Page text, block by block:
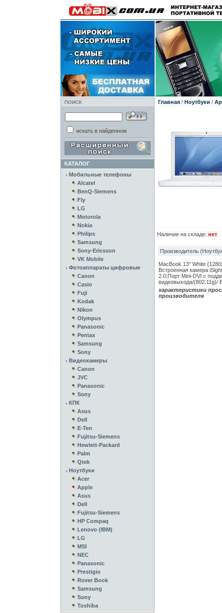
ПОИСК
искать в найденном
КАТАЛОГ
Мобильные телефоны
Alcatel
BenQ-Siemens
Fly
LG
Motorola
Nokia
Philips
Samsung
Sony-Ericsson
VK Mobile
Фотоаппараты цифровые
Canon
Casio
Fuji
Kodak
Nikon
Olympus
Panasonic
Pentax
Samsung
Sony
Видеокамеры
Canon
JVC
Panasonic
Sony
КПК
Asus
Dell
E-Ten
Fujitsu-Siemens
Hewlett-Packard
Palm
Qtek
Ноутбуки
Acer
Apple
Asus
Dell
Fujitsu-Siemens
HP Compaq
Lenovo (IBM)
LG
MSI
NEC
Panasonic
Prestigio
Rover Book
Samsung
Sony
Toshiba
Главная/ Ноутбуки /
Наличие на складе: нет
Производитель
MacBook 13" White
Встроенная камера
2.0;Порт Mini-DVI с
видеовыхода/(802.11g)/
характеристики
производителя